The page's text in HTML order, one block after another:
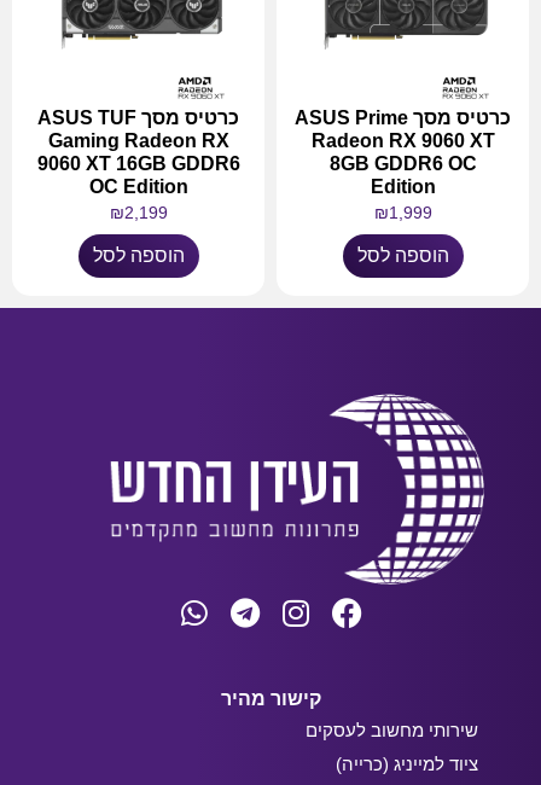
כרטיס מסך ASUS Prime
Radeon RX 9060 XT
8GB GDDR6 OC
Edition
₪1,999
הוספה לסל
כרטיס מסך ASUS TUF
Gaming Radeon RX
9060 XT 16GB GDDR6
OC Edition
₪2,199
הוספה לסל
קישור מהיר
שירותי מחשוב לעסקים
ציוד למייניג (כרייה)